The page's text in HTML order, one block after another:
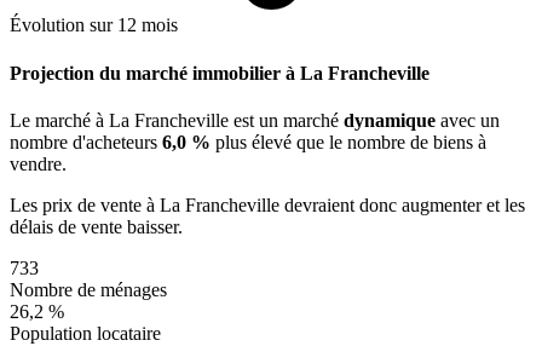
Évolution sur 12 mois
Projection du marché immobilier à La Francheville
Le marché à La Francheville est un marché dynamique avec un
nombre d'acheteurs 6,0 % plus élevé que le nombre de biens à
vendre.
Les prix de vente à La Francheville devraient donc augmenteret les
délais de vente baisser.
733
Nombre de ménages
26,2 %
Population locataire